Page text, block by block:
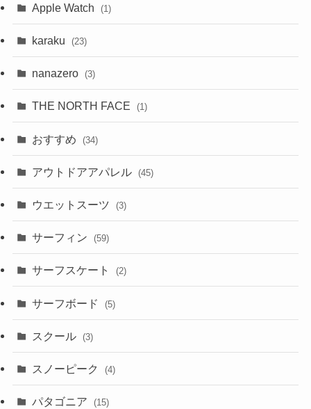
Apple Watch (1)
karaku (23)
nanazero (3)
THE NORTH FACE (1)
おすすめ (34)
アウトドアアパレル (45)
ウエットスーツ (3)
サーフィン (59)
サーフスケート (2)
サーフボード (5)
スクール (3)
スノーピーク (4)
パタゴニア (15)